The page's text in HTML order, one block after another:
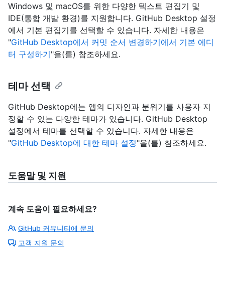
Windows 및 macOS를 위한 다양한 텍스트 편집기 및
IDE(통합 개발 환경)를 지원합니다. GitHub Desktop 설정
에서 기본 편집기를 선택할 수 있습니다. 자세한 내용은
"GitHub Desktop에서 커밋 순서 변경하기에서 기본 에디
터 구성하기"을(를) 참조하세요.
테마 선택
GitHub Desktop에는 앱의 디자인과 분위기를 사용자 지
정할 수 있는 다양한 테마가 있습니다. GitHub Desktop
설정에서 테마를 선택할 수 있습니다. 자세한 내용은
"GitHub Desktop에 대한 테마 설정"을(를) 참조하세요.
도움말 및 지원
계속 도움이 필요하세요?
GitHub 커뮤니티에 문의
고객 지원 문의